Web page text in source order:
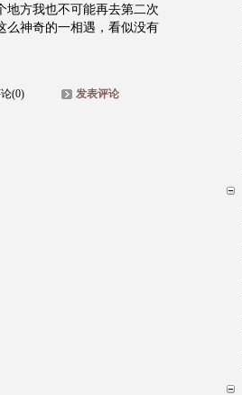
地方我也不可能再去第二次
么神奇的一相遇，看似没有
(0) 发表评论